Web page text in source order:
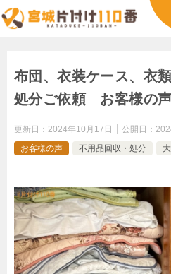
布団、衣装ケース、衣
処分ご依頼 お客様の声
更新日： 2024年10月17日 公開日：
お客様の声
不用品回収・処分